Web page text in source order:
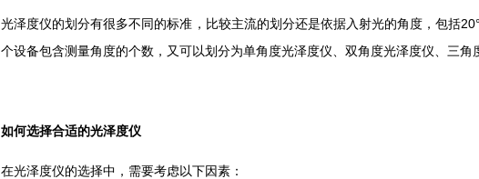
光泽度仪的划分有很多不同的标准，比较主流的划分还是依据入射光的角度，包括
个设备包含测量角度的个数，又可以划分为单角度光泽度仪、双角度光泽度仪、三角
如何选择合适的光泽度仪
在光泽度仪的选择中，需要考虑以下因素：